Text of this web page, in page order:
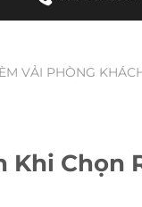
VẢI PHÒNG
Khi Chọn